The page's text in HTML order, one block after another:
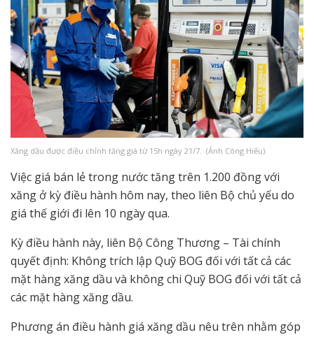
Xăng dầu được điều chỉnh tăng giá từ 15h ngày 21/7. (Ảnh Công Hiếu).
Việc giá bán lẻ trong nước tăng trên 1.200 đồng với
xăng ở kỳ điều hành hôm nay, theo liên Bộ chủ yếu do
giá thế giới đi lên 10 ngày qua.
Kỳ điều hành này, liên Bộ Công Thương – Tài chính
quyết định: Không trích lập Quỹ BOG đối với tất cả các
mặt hàng xăng dầu và không chi Quỹ BOG đối với tất cả
các mặt hàng xăng dầu.
Phương án điều hành giá xăng dầu nêu trên nhằm góp